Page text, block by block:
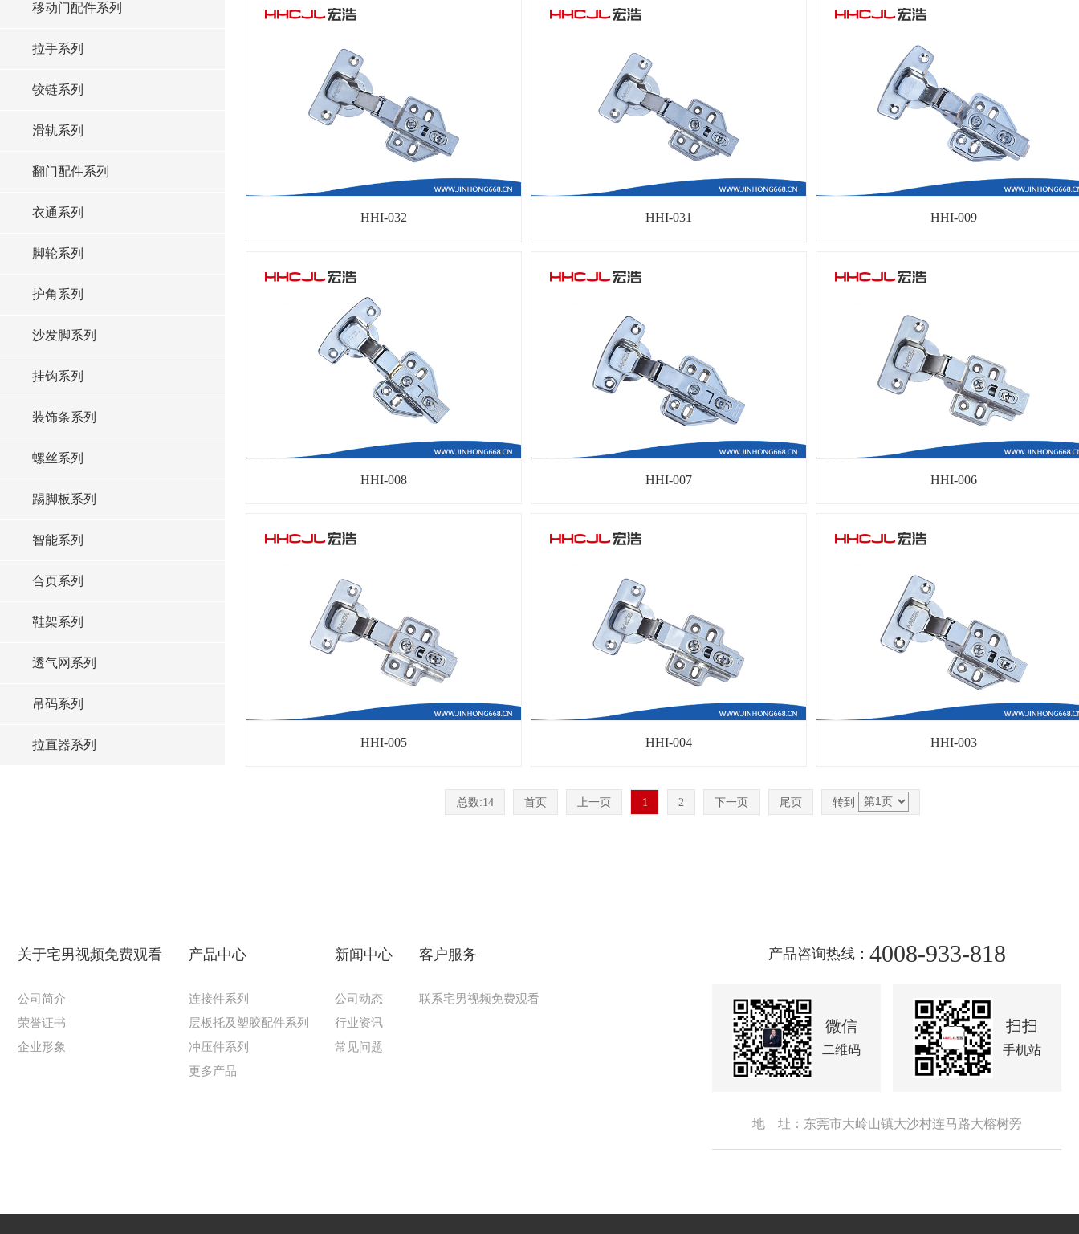
移动门配件系列
拉手系列
铰链系列
滑轨系列
翻门配件系列
衣通系列
脚轮系列
护角系列
沙发脚系列
挂钩系列
装饰条系列
螺丝系列
踢脚板系列
智能系列
合页系列
鞋架系列
透气网系列
吊码系列
拉直器系列
HHI-032 HHI-031 HHI-009
HHI-008 HHI-007 HHI-006
HHI-005 HHI-004 HHI-003
总数:14 首页 上一页 1 2 下一页 尾页 转到
关于宅男视频免费观看
公司简介
荣誉证书
企业形象
产品中心
连接件系列
层板托及塑胶配件系列
冲压件系列
更多产品
新闻中心
公司动态
行业资讯
常见问题
客户服务
联系宅男视频免费观看
产品咨询热线： 4008-933-818
微信
二维码
扫扫
手机站
地 址：东莞市大岭山镇大沙村连马路大榕树旁